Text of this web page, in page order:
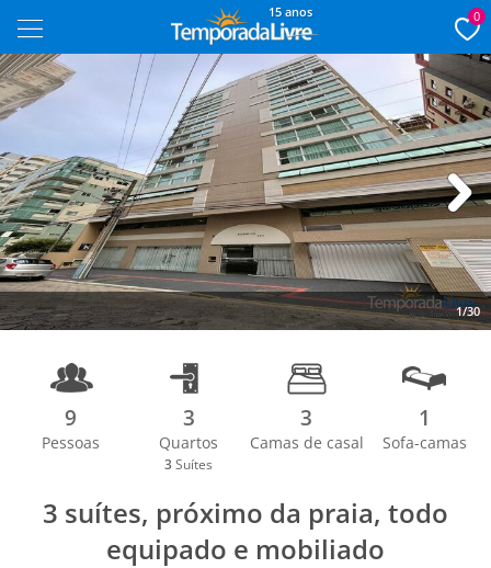
15 anos 0
1/30
Next
9
Pessoas
3
Quartos
3 Suítes
3
Camas de casal
1
Sofa-camas
3 suítes, próximo da praia, todo
equipado e mobiliado